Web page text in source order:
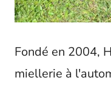
Fondé en 2004,
miellerie à